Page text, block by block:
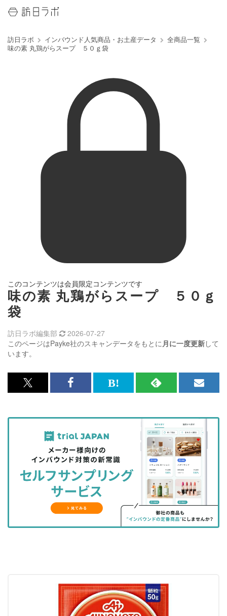
訪日ラボ インバウンド人気商品・お土産データ
全商品一覧
味の素 丸鶏がらスープ ５０ｇ袋
このコンテンツは会員限定コンテンツです
味の素 丸鶏がらスープ ５０ｇ
袋
このページはPayke社のスキャンデータをもとに月に一度更新して
います。
訪日ラボ編集部 2026-07-27
x<br>
記
を
シ
ェ
る
Facebook<br>
記
事
を
シ
ェ
ア
す
る
は
な
ッ
ク
マ
に
RSS
記
事
を
購
読
す
る
メ
マ
ガ
登
録
す
る